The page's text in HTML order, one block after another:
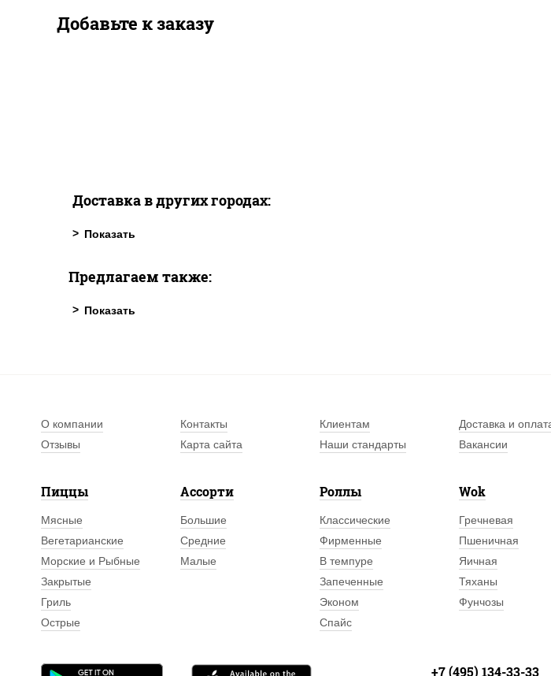
Добавьте к заказу
Доставка в других городах:
Предлагаем также:
О компании Контакты Клиентам Доставка и
Отзывы
Карта сайта Наши стандарты Вакансии
Пиццы
Мясные
Вегетарианские
Морские и Рыбные
Закрытые
Гриль
Острые
Ассорти
Большие
Средние
Малые
Роллы
Классические
Фирменные
В темпуре
Запеченные
Эконом
Спайс
Wok
Гречневая
Пшеничная
Яичная
Тяханы
Фунчозы
+7 (495) 134-33-33